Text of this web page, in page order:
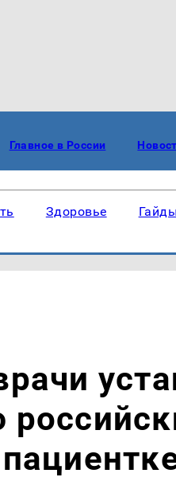
Главное в России
Здоровье